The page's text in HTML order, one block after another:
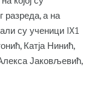
разреда, а на
су ученици IX1
Катја Нинић,
Јаковљевић,